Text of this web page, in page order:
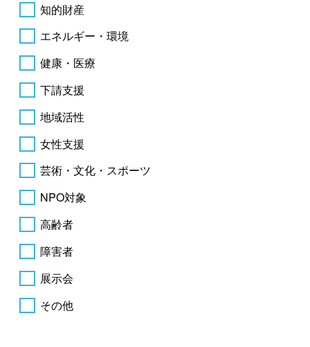
知的財産
エネルギー・環境
健康・医療
下請支援
地域活性
女性支援
芸術・文化・スポーツ
NPO対象
高齢者
障害者
展示会
その他